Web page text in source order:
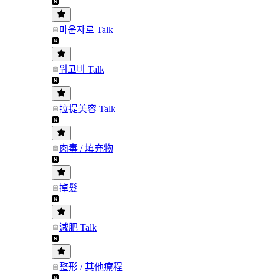
마운자로 Talk
위고비 Talk
拉提美容 Talk
肉毒 / 填充物
掉髮
減肥 Talk
整形 / 其他療程